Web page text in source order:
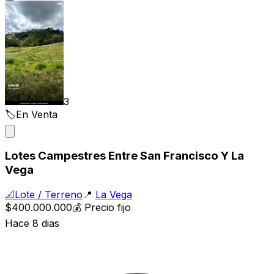
3
🏷️En Venta
Lotes Campestres Entre San Francisco Y La
Vega
📐 Lote / Terreno 📍 La Vega
$400.000.000💰 Precio fijo
Hace 8 dias